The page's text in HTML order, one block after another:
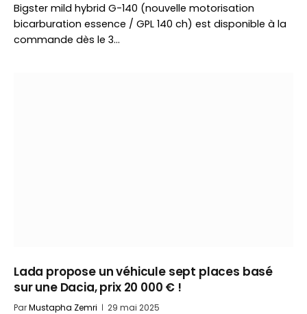
Bigster mild hybrid G-140 (nouvelle motorisation
bicarburation essence / GPL 140 ch) est disponible à la
commande dès le 3…
Lada propose un véhicule sept places basé
sur une Dacia, prix 20 000 € !
ParMustapha Zemri 29 mai 2025